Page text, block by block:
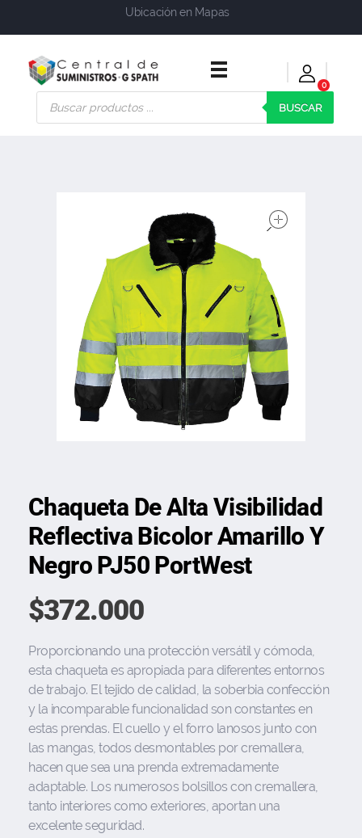
Ubicación en Mapas
Central de Suministros Gspath
Suministros y soluciones integrales para su empresa o negocio
0
BUSCAR
Chaqueta De Alta Visibilidad
Reflectiva Bicolor Amarillo Y
Negro PJ50 PortWest
$372.000
Proporcionando una protección versátil y cómoda,
esta chaqueta es apropiada para diferentes entornos
de trabajo. El tejido de calidad, la soberbia confección
y la incomparable funcionalidad son constantes en
estas prendas. El cuello y el forro lanosos junto con
las mangas, todos desmontables por cremallera,
hacen que sea una prenda extremadamente
adaptable. Los numerosos bolsillos con cremallera,
tanto interiores como exteriores, aportan una
excelente seguridad.